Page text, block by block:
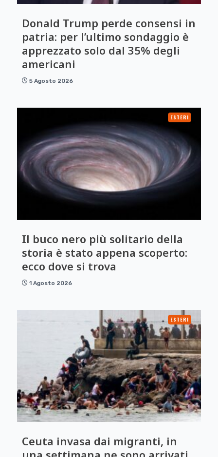
Donald Trump perde consensi in
patria: per l’ultimo sondaggio è
apprezzato solo dal 35% degli
americani
5 Agosto 2026
ESTERI
Il buco nero più solitario della
storia è stato appena scoperto:
ecco dove si trova
1 Agosto 2026
ESTERI
Ceuta invasa dai migranti, in